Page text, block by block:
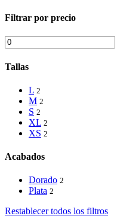
Filtrar por precio
Precio
mínimo
Tallas
L 2
M 2
S 2
XL 2
XS 2
Acabados
Dorado 2
Plata 2
Restablecer todos los filtros